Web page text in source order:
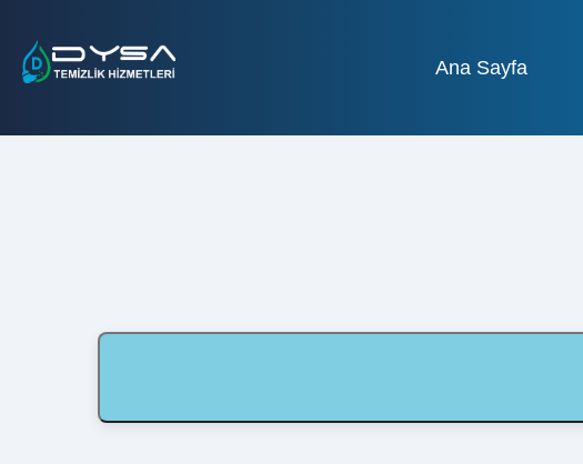
Ana Sayfa